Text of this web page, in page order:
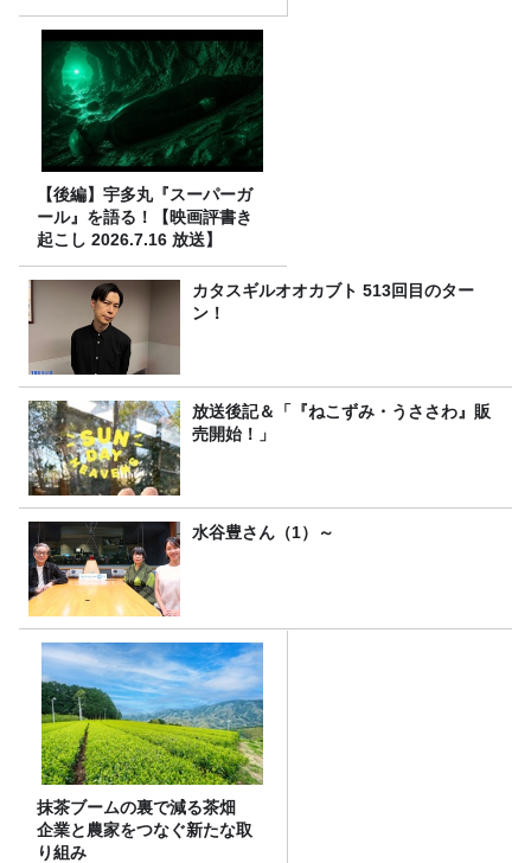
【後編】宇多丸『スーパーガ
ール』を語る！【映画評書き
起こし 2026.7.16 放送】
カタスギルオオカブト 513回目のター
ン！
放送後記＆「『ねこずみ・うささわ』販
売開始！」
水谷豊さん（1）～
抹茶ブームの裏で減る茶畑
企業と農家をつなぐ新たな取
り組み